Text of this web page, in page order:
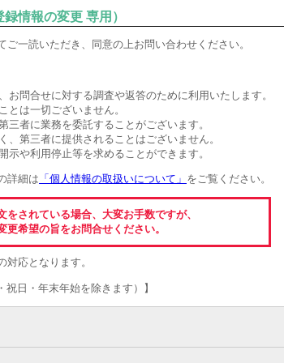
情報の変更 専用）
一読いただき、同意の上お問い合わせください。
お問合せに対する調査や返答のために利用いたします。
とは一切ございません。
三者に業務を委託することがございます。
、第三者に提供されることはございません。
示や利用停止等を求めることができます。
詳細は 「個人情報の取扱いについて」 をご覧ください。
をされている場合、大変お手数ですが、
更希望の旨をお問合せください。
応となります。
祝日・年末年始を除きます）】